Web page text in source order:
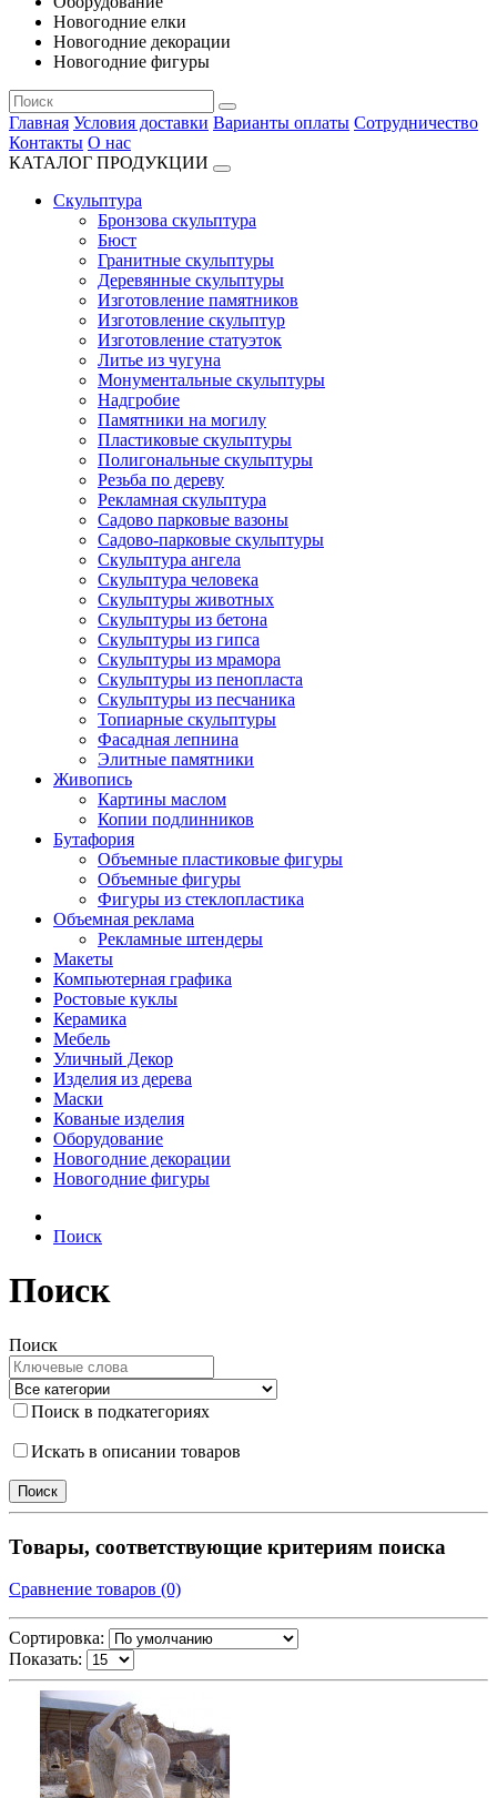
Новогодние елки
Новогодние декорации
Новогодние фигуры
Главная Условия доставки Варианты оплаты Сотрудничество
Контакты О нас
КАТАЛОГ ПРОДУКЦИИ
Скульптура
Бронзова скульптура
Бюст
Гранитные скульптуры
Деревянные скульптуры
Изготовление памятников
Изготовление скульптур
Изготовление статуэток
Литье из чугуна
Монументальные скульптуры
Надгробие
Памятники на могилу
Пластиковые скульптуры
Полигональные скульптуры
Резьба по дереву
Рекламная скульптура
Садово парковые вазоны
Садово-парковые скульптуры
Скульптура ангела
Скульптура человека
Скульптуры животных
Скульптуры из бетона
Скульптуры из гипса
Скульптуры из мрамора
Скульптуры из пенопласта
Скульптуры из песчаника
Топиарные скульптуры
Фасадная лепнина
Элитные памятники
Живопись
Картины маслом
Копии подлинников
Бутафория
Объемные пластиковые фигуры
Объемные фигуры
Фигуры из стеклопластика
Объемная реклама
Рекламные штендеры
Макеты
Компьютерная графика
Ростовые куклы
Керамика
Мебель
Уличный Декор
Изделия из дерева
Маски
Кованые изделия
Оборудование
Новогодние декорации
Новогодние фигуры
Поиск
Поиск
Поиск
Поиск в подкатегориях
Искать в описании товаров
Товары, соответствующие критериям поиска
Сравнение товаров (0)
Сортировка:
Показать: